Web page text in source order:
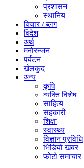
प्रशासन
स्थानिय
विचार / ब्लग
विदेश
अर्थ
मनोरन्जन
पर्यटन
खेलकुद
अन्य
कृषि
व्यक्ति विशेष
साहित्य
सहकारी
शिक्षा
स्वास्थ्य
विज्ञान प्रविधि
भिडियो खबर
फोटो समाचार